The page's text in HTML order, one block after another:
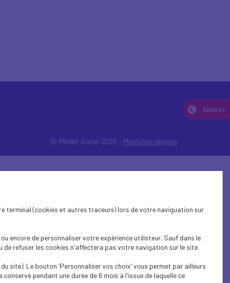
Adhérez
© Medef Aisne 2026 - Mentions légales
terminal (cookies et autres traceurs) lors de votre naviguation sur
encore de personnaliser votre expérience utilisteur. Sauf dans le
refuser les cookies n'affectera pas votre navigation sur le site.
site). Le bouton 'Personnaliser vos choix' vous permet par ailleurs
pendant une durée de 6 mois à l'issue de laquelle ce